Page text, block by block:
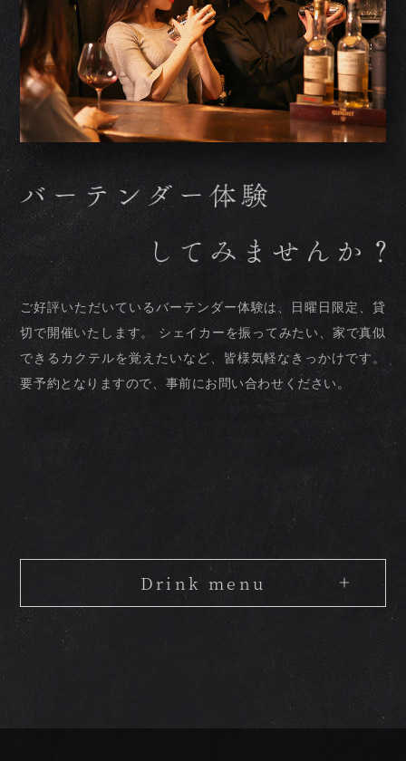
ご好評いただいているバーテンダー体験は、日曜日限定、貸
切で開催いたします。
シェイカーを振ってみたい、家で真似
できるカクテルを覚えたいなど、 皆様気軽なきっかけです。
要予約となりますので、事前にお問い合わせください。
Drink menu